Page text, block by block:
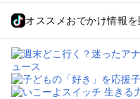
オススメおでかけ情報を